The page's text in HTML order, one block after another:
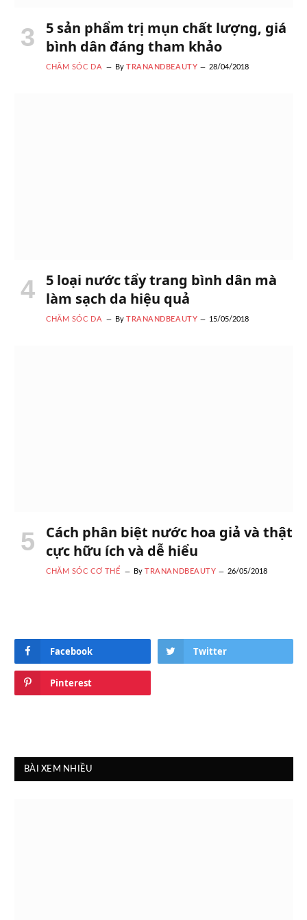
5 sản phẩm trị mụn chất lượng, giá
bình dân đáng tham khảo
CHĂM SÓC DA By TRANANDBEAUTY 28/04/2018
5 loại nước tẩy trang bình dân mà
làm sạch da hiệu quả
CHĂM SÓC DA By TRANANDBEAUTY 15/05/2018
Cách phân biệt nước hoa giả và thật
cực hữu ích và dễ hiểu
CHĂM SÓC CƠ THỂ By TRANANDBEAUTY 26/05/2018
Facebook Twitter
Pinterest
BÀI XEM NHIỀU